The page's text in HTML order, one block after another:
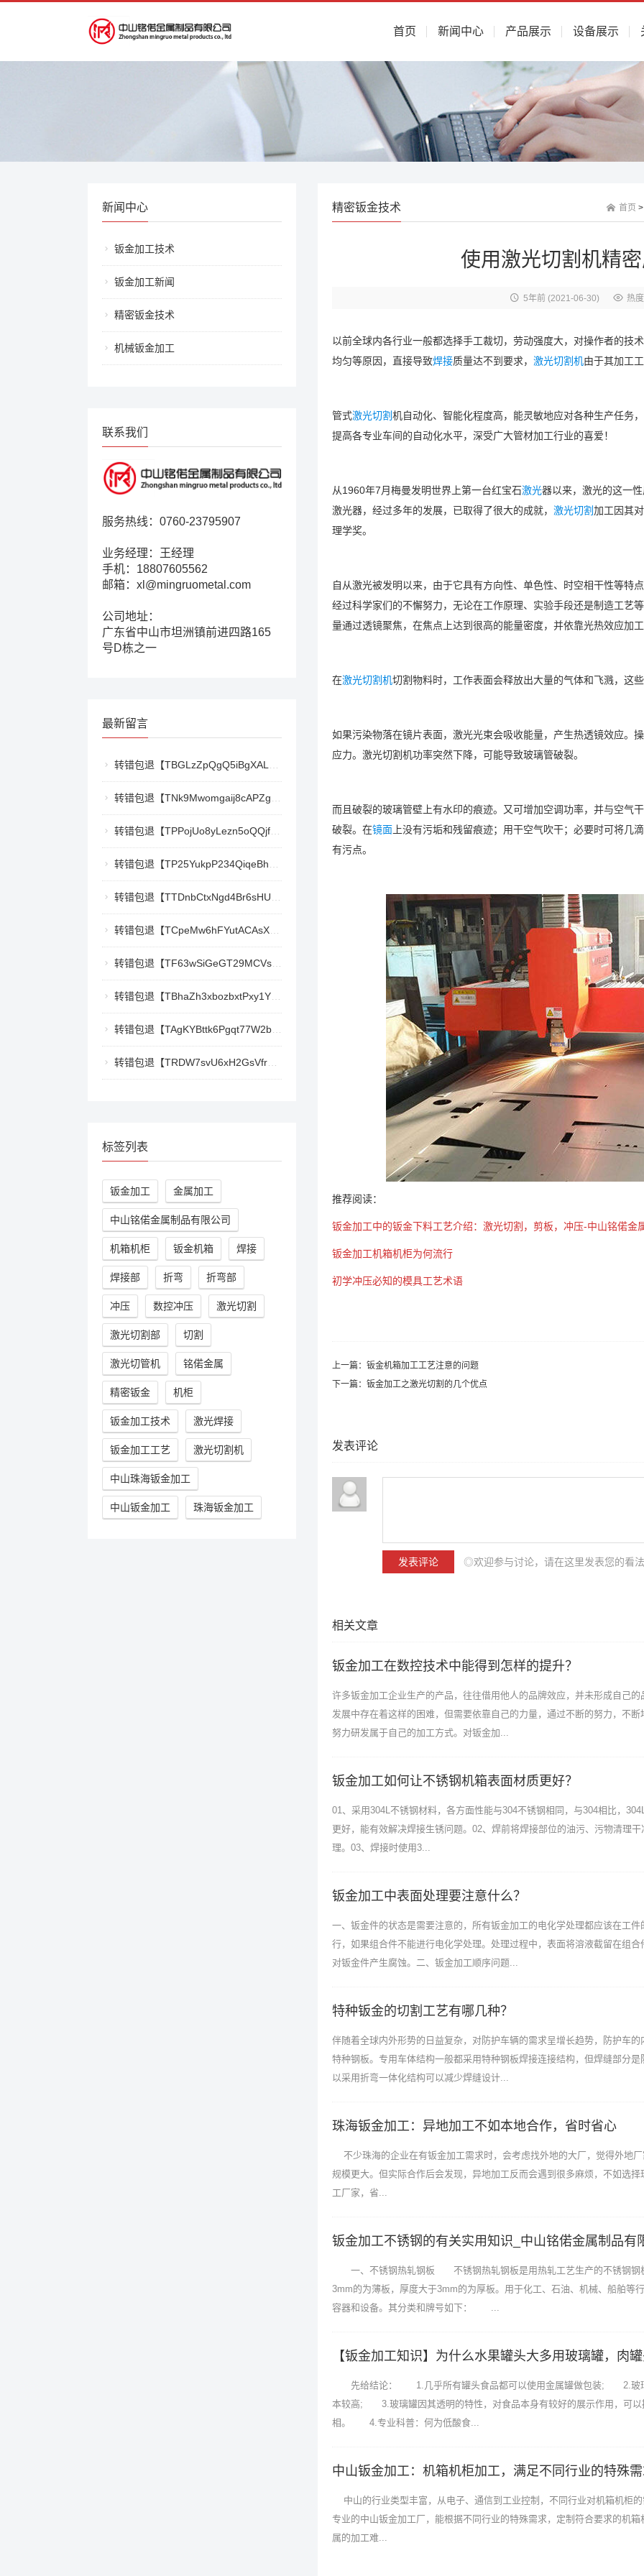
首页 新闻中心 产品展示 设备展示
新闻中心
钣金加工技术
钣金加工新闻
精密钣金技术
机械钣金加工
联系我们
服务热线：0760-23795907
业务经理：王经理
手机：18807605562
邮箱：xl@mingruometal.com
公司地址：
广东省中山市坦洲镇前进四路165
号D栋之一
最新留言
转错包退【TBGLzZpQgQ5iBgXALSFLTY1USFGgDAwdFQ】客服TeleGram:【@TrxEm】
转错包退【TNk9Mwomgaij8cAPZgnkZzR1TrYEkCt3nt】客服TeleGram:【@TrxEm】
转错包退【TPPojUo8yLezn5oQQjffqH2cKTCb9oTm8Y】客服TeleGram:【@TrxEm】
转错包退【TP25YukpP234QiqeBhgnmga3NXXmCSY22R】客服TeleGram:【@TrxEm】
转错包退【TTDnbCtxNgd4Br6sHUJ1qnw1mHQywZfbgD】客服TeleGram:【@TrxEm】
转错包退【TCpeMw6hFYutACAsXkX3UvyCUjec17MoLF】客服TeleGram:【@TrxEm】
转错包退【TF63wSiGeGT29MCVswWQ5eAr6xD9LkQBPm】客服TeleGram:【@TrxEm】
转错包退【TBhaZh3xbozbxtPxy1YF4QaK2e77777777】客服TeleGram:【@TrxEm】
转错包退【TAgKYBttk6Pgqt77W2bg3Kmyk3RyjoZEti】客服TeleGram:【@TrxEm】
转错包退【TRDW7svU6xH2GsVfr7TqAZQ412cwxbMpBK】客服TeleGram:【@TrxEm】
标签列表
钣金加工 金属加工
中山铭偌金属制品有限公司
机箱机柜 钣金机箱 焊接
焊接部 折弯 折弯部
冲压 数控冲压 激光切割
激光切割部 切割
激光切管机 铭偌金属
精密钣金 机柜
钣金加工技术 激光焊接
钣金加工工艺 激光切割机
中山珠海钣金加工
中山钣金加工 珠海钣金加工
精密钣金技术 首页
使用激光切割机精
5年前(2021-06-30) 热
以前全球内各行业一般都选择手工裁切，劳动强度大，对操作者的技
均匀等原因，直接导致焊接质量达不到要求， 激光切割机由于其加工
管式激光切割机自动化、智能化程度高，能灵敏地应对各种生产任务
提高各专业车间的自动化水平，深受广大管材加工行业的喜爱！
从1960年7月梅曼发明世界上第一台红宝石激光器以来，激光的这一
激光器，经过多年的发展，已取得了很大的成就， 激光切割加工因其
理学奖。
自从激光被发明以来，由于它具有方向性、单色性、时空相干性等特
经过科学家们的不懈努力，无论在工作原理、实验手段还是制造工艺
量通过透镜聚焦，在焦点上达到很高的能量密度，并依靠光热效应加
在激光切割机切割物料时，工作表面会释放出大量的气体和飞溅，这
如果污染物落在镜片表面，激光光束会吸收能量，产生热透镜效应。
应力。激光切割机功率突然下降，可能导致玻璃管破裂。
而且破裂的玻璃管壁上有水印的痕迹。又可增加空调功率，并与空气
破裂。在镜面 上没有污垢和残留痕迹；用干空气吹干；必要时可将几
有污点。
推荐阅读：
钣金加工中的钣金下料工艺介绍：激光切割，剪板，冲压-中山铭偌金
钣金加工机箱机柜为何流行
初学冲压必知的模具工艺术语
上一篇： 钣金机箱加工工艺注意的问题
下一篇： 钣金加工之激光切割的几个优点
发表评论
◎欢迎参与讨论，请在这里发表您的看
相关文章
钣金加工在数控技术中能得到怎样的提升？
许多钣金加工企业生产的产品，往往借用他人的品牌效应，并未形成自己的
发展中存在着这样的困难，但需要依靠自己的力量，通过不断的努力，不断
努力研发属于自己的加工方式。对钣金加...
钣金加工如何让不锈钢机箱表面材质更好？
01、采用304L不锈钢材料，各方面性能与304不锈钢相同，与304相比，
更好，能有效解决焊接生锈问题。02、焊前将焊接部位的油污、污物清理
理。03、焊接时使用3...
钣金加工中表面处理要注意什么？
一、钣金件的状态是需要注意的，所有钣金加工的电化学处理都应该在工件
行，如果组合件不能进行电化学处理。处理过程中，表面将溶液截留在组合
对钣金件产生腐蚀。二、钣金加工顺序问题...
特种钣金的切割工艺有哪几种？
伴随着全球内外形势的日益复杂，对防护车辆的需求呈增长趋势，防护车的
特种钢板。专用车体结构一般都采用特种钢板焊接连接结构，但焊缝部分是
以采用折弯一体化结构可以减少焊缝设计...
珠海钣金加工：异地加工不如本地合作，省时省心
不少珠海的企业在有钣金加工需求时，会考虑找外地的大厂，觉得外地
规模更大。但实际合作后会发现，异地加工反而会遇到很多麻烦，不如选择
工厂家，省...
钣金加工不锈钢的有关实用知识_中山铭偌金属制品有
一、不锈钢热轧钢板 不锈钢热轧钢板是用热轧工艺生产的不锈钢钢
3mm的为薄板，厚度大于3mm的为厚板。用于化工、石油、机械、船舶等
容器和设备。其分类和牌号如下： ...
【钣金加工知识】为什么水果罐头大多用玻璃罐，肉
先给结论： 1.几乎所有罐头食品都可以使用金属罐做包装; 2.玻璃
本较高; 3.玻璃罐因其透明的特性，对食品本身有较好的展示作用，可以
相。 4.专业科普：何为低酸食...
中山钣金加工：机箱机柜加工，满足不同行业的特殊
中山的行业类型丰富，从电子、通信到工业控制，不同行业对机箱机柜
专业的中山钣金加工厂，能根据不同行业的特殊需求，定制符合要求的机箱
属的加工难...